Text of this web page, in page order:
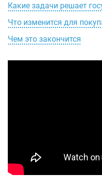
Какие задачи решает
Что изменится для
Чем это закончится